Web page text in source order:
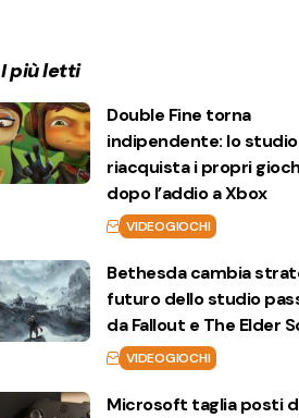
I più letti
Double Fine torna
indipendente: lo studio
riacquista i propri
dopo l’addio a Xbox
VIDEOGIOCHI
Bethesda cambia
futuro dello studio
da Fallout e The Elder
VIDEOGIOCHI
Microsoft taglia posti